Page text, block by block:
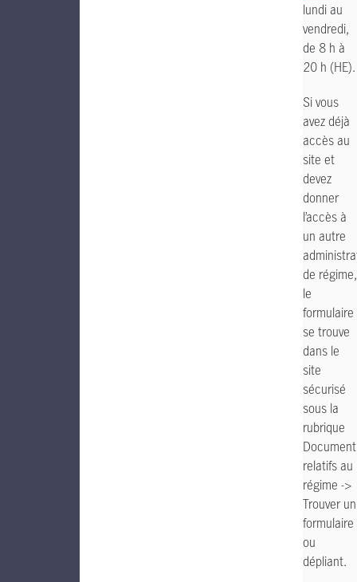
lundi au
vendredi,
de 8 h à
20 h (HE).
Si vous
avez déjà
accès au
site et
devez
donner
l’accès à
un autre
de régime,
le
formulaire
se trouve
dans le
site
sécurisé
sous la
rubrique
relatifs au
régime ->
Trouver un
formulaire
ou
dépliant.